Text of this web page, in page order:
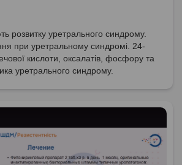
розвитку уретрального синдрому.
при уретральному синдромі. 24-
кислоти, оксалатів, фосфору та
уретрального синдрому.